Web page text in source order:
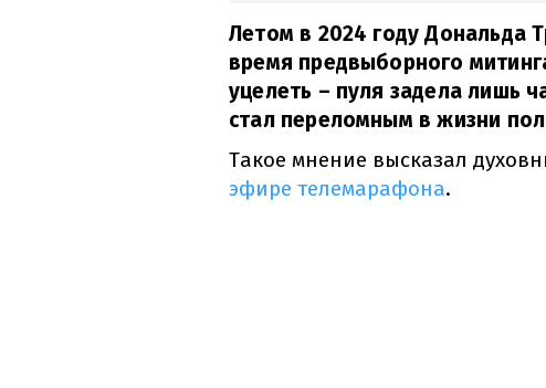
Летом в 2024 году Дональда
время предвыборного
уцелеть – пуля задела лишь
стал переломным в жизни
Такое мнение высказал
эфире телемарафона.